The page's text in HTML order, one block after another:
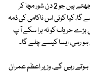
گئے ہوں گے، یہ لوگ پاکستانی عوام کو بے وقوف سمجھتے ہیں جو 2 دن شور مچا کر
کیا کوئی اس ناکامی کی ذمہ
وہ ٹیم جو 2 سال سے کسی بڑے حریف کو نہ ہرا سکے آپ
رہی، ایسا کیسے چلے گا۔
رہیں گے، وزیر اعظم عمران